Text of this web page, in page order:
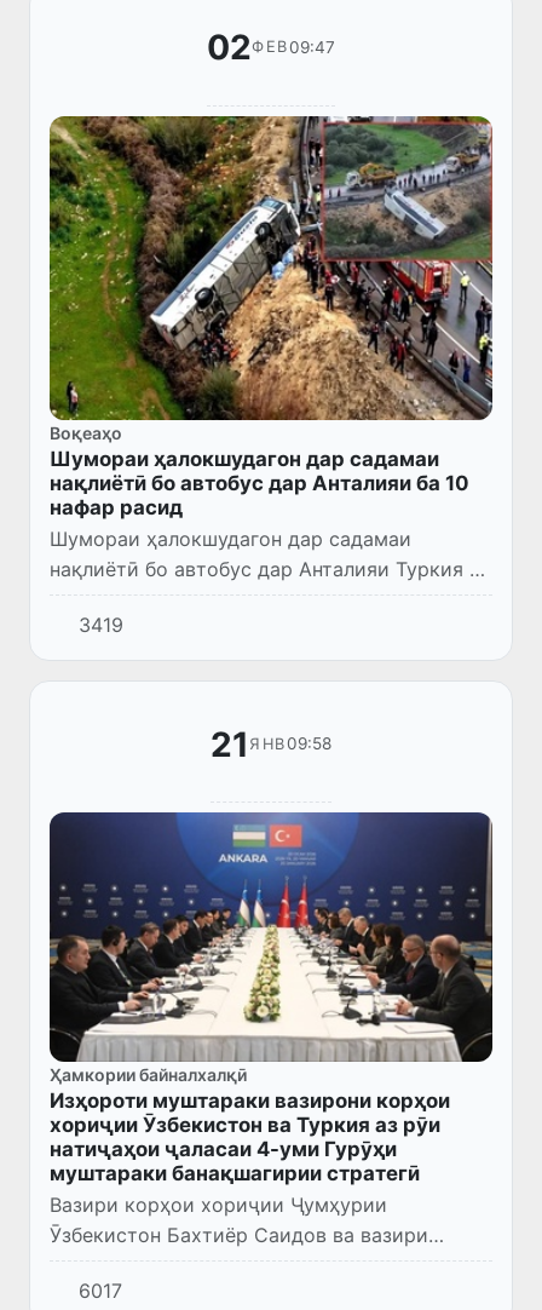
02ФЕВ09:47
Воқеаҳо
Шумораи ҳалокшудагон дар садамаи
нақлиётӣ бо автобус дар Анталияи ба 10
нафар расид
Шумораи ҳалокшудагон дар садамаи
нақлиётӣ бо автобус дар Анталияи Туркия ба
10 нафар расид.
3419
21 ЯНВ09:58
Ҳамкории байналхалқӣ
Изҳороти муштараки вазирони корҳои
хориҷии Ӯзбекистон ва Туркия аз рӯи
натиҷаҳои ҷаласаи 4-уми Гурӯҳи
муштараки банақшагирии стратегӣ
Вазири корҳои хориҷии Ҷумҳурии
Ӯзбекистон Бахтиёр Саидов ва вазири
корҳои хориҷии Ҷумҳурии Туркия Ҳакан
Фидан имрӯз дар шаҳри Анкара ба ҷаласаи
6017